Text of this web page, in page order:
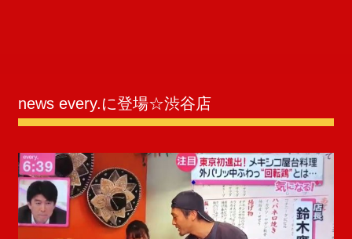
news every.に登場☆渋谷店